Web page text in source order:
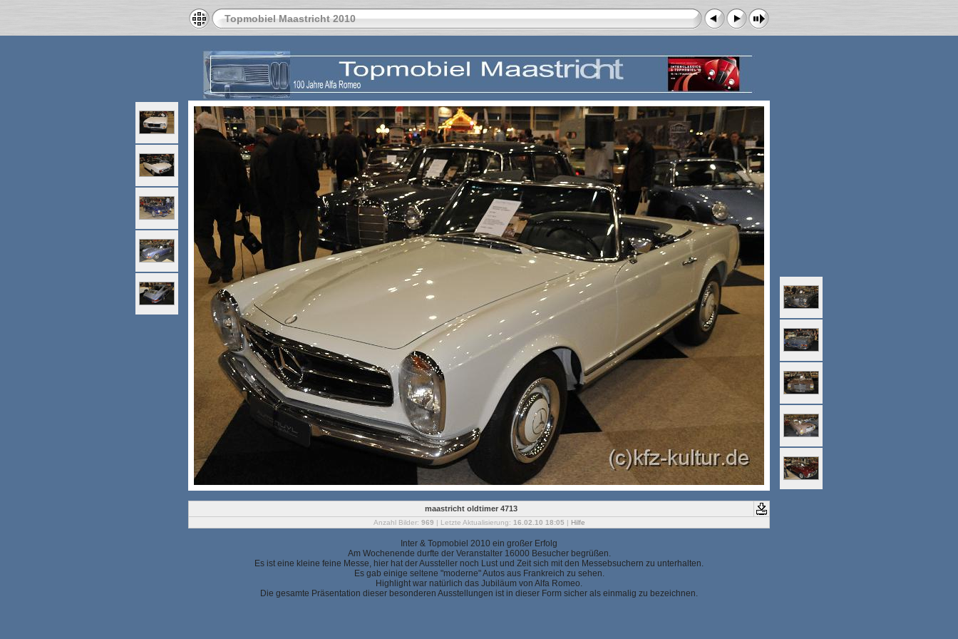
Topmobiel Maastricht 2010
maastricht oldtimer 4713
Anzahl Bilder: 969 | Letzte Aktualisierung: 16.02.10 18:05 | Hilfe
Inter & Topmobiel 2010 ein großer Erfolg
Am Wochenende durfte der Veranstalter 16000 Besucher begrüßen.
Es ist eine kleine feine Messe, hier hat der Aussteller noch Lust und Zeit sich mit den Messebsuchern zu unterhalten.
Es gab einige seltene "moderne" Autos aus Frankreich zu sehen.
Highlight war natürlich das Jubiläum von Alfa Romeo.
Die gesamte Präsentation dieser besonderen Ausstellungen ist in dieser Form sicher als einmalig zu bezeichnen.